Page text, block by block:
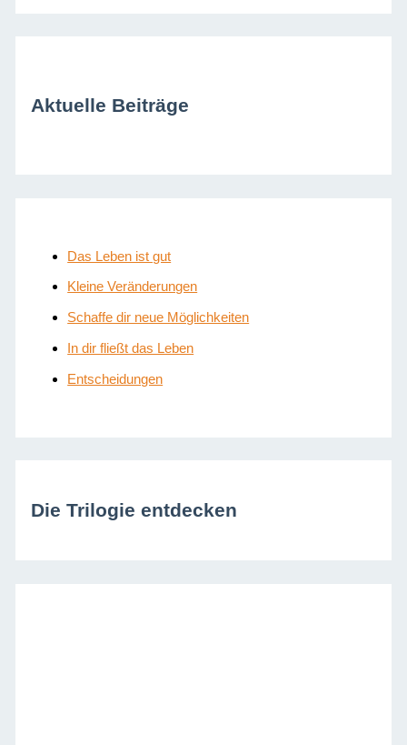
Aktuelle Beiträge
Das Leben ist gut
Kleine Veränderungen
Schaffe dir neue Möglichkeiten
In dir fließt das Leben
Entscheidungen
Die Trilogie entdecken